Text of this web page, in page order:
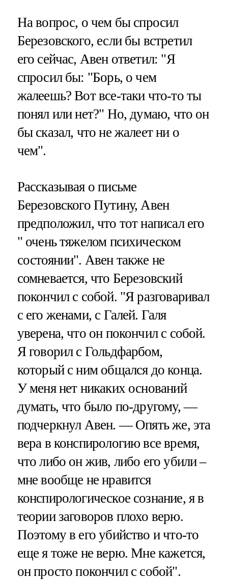
На вопрос, о чем бы спросил
Березовского, если бы встретил
его сейчас, Авен ответил: "Я
спросил бы: "Борь, о чем
жалеешь? Вот все-таки что-то ты
понял или нет?" Но, думаю, что он
бы сказал, что не жалеет ни о
чем".
Рассказывая о письме
Березовского Путину, Авен
предположил, что тот написал его
" очень тяжелом психическом
состоянии". Авен также не
сомневается, что Березовский
покончил с собой. "Я разговаривал
с его женами, с Галей. Галя
уверена, что он покончил с собой.
Я говорил с Гольдфарбом,
который с ним общался до конца.
У меня нет никаких оснований
думать, что было по-другому, —
подчеркнул Авен. — Опять же, эта
вера в конспирологию все время,
что либо он жив, либо его убили –
мне вообще не нравится
конспирологическое сознание, я в
теории заговоров плохо верю.
Поэтому в его убийство и что-то
еще я тоже не верю. Мне кажется,
он просто покончил с собой".